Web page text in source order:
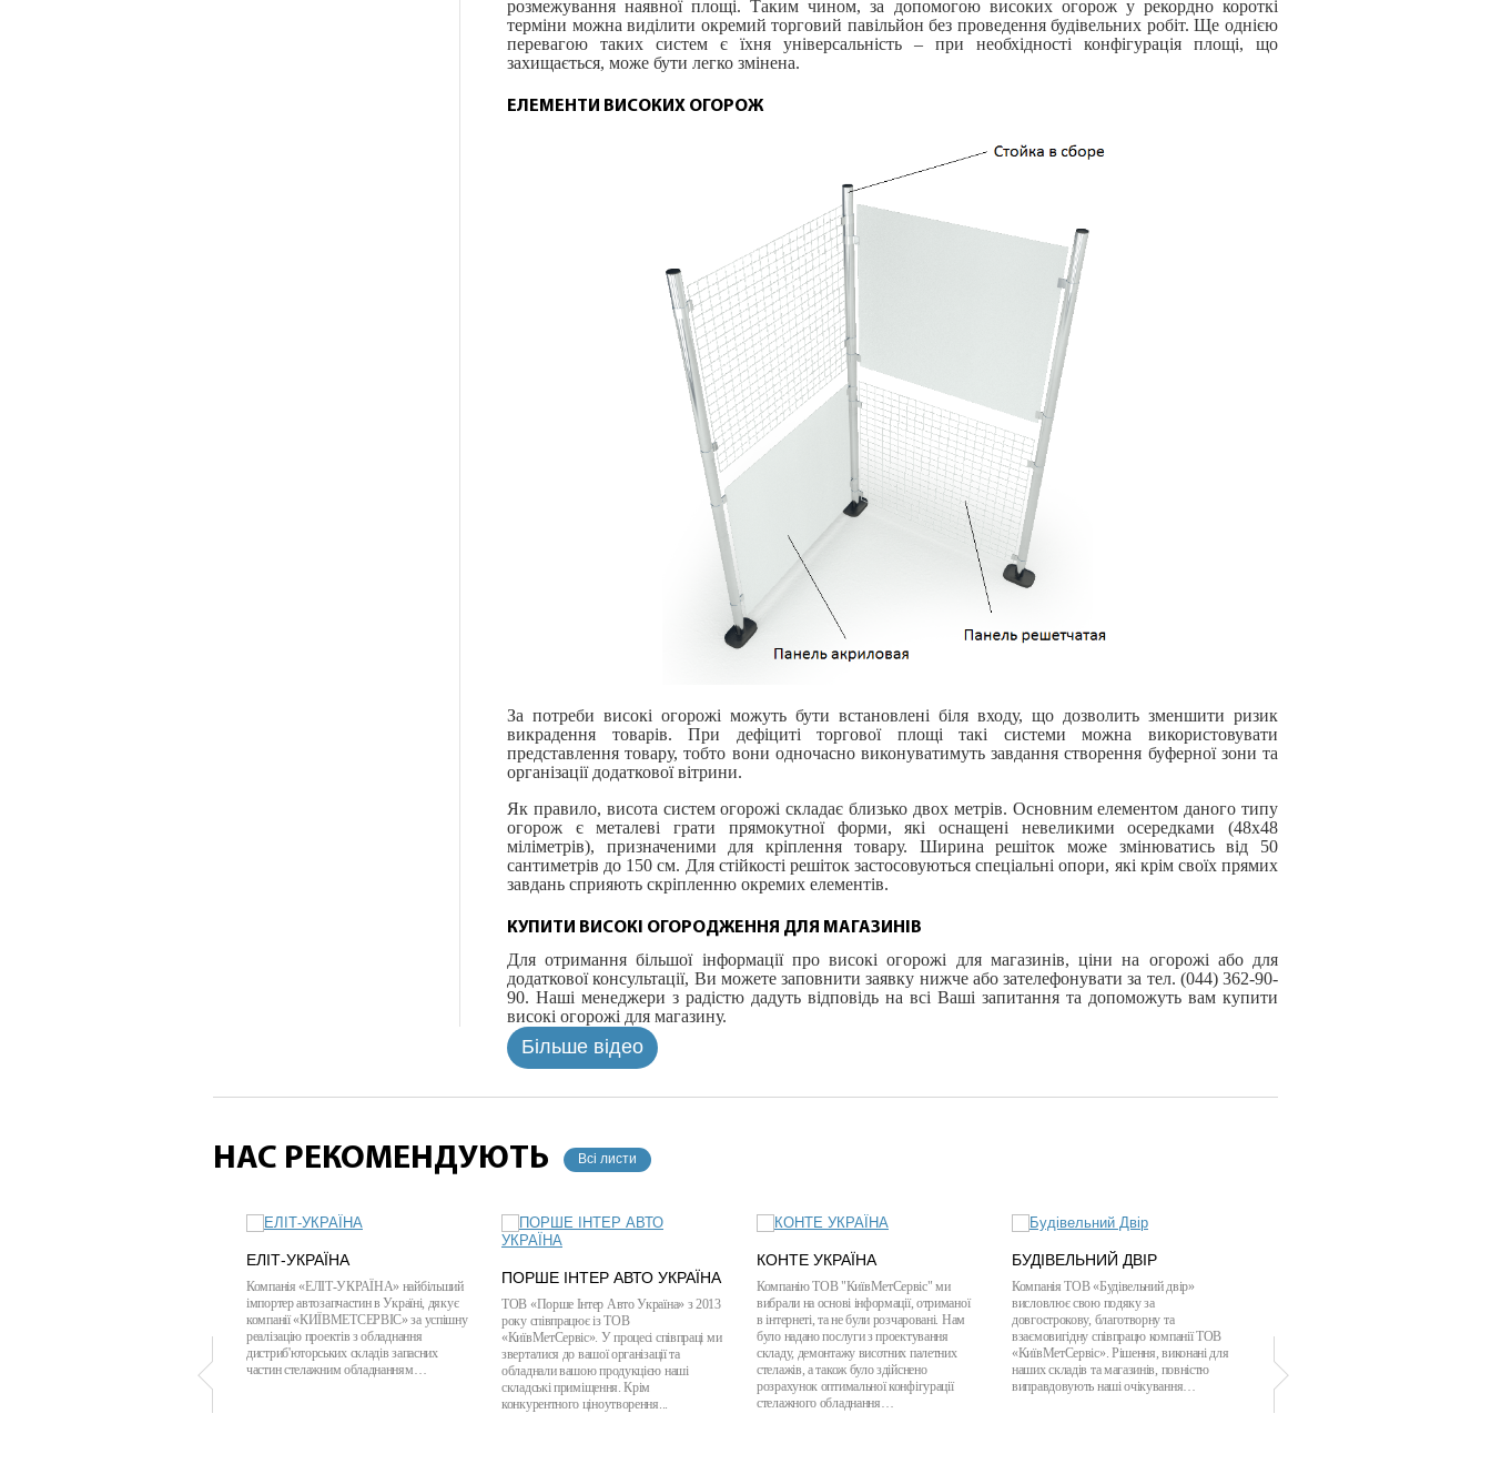
розмежування наявної площі. Таким чином, за допомогою високих огорож у рекордно короткі
терміни можна виділити окремий торговий павільйон без проведення будівельних робіт. Ще однією
перевагою таких систем є їхня універсальність – при необхідності конфігурація площі, що
захищається, може бути легко змінена.
ЕЛЕМЕНТИ ВИСОКИХ ОГОРОЖ
За потреби високі огорожі можуть бути встановлені біля входу, що дозволить зменшити ризик
викрадення товарів. При дефіциті торгової площі такі системи можна використовувати
представлення товару, тобто вони одночасно виконуватимуть завдання створення буферної зони та
організації додаткової вітрини.
Як правило, висота систем огорожі складає близько двох метрів. Основним елементом даного типу
огорож є металеві грати прямокутної форми, які оснащені невеликими осередками (48х48
міліметрів), призначеними для кріплення товару. Ширина решіток може змінюватись від 50
сантиметрів до 150 см. Для стійкості решіток застосовуються спеціальні опори, які крім своїх прямих
завдань сприяють скріпленню окремих елементів.
КУПИТИ ВИСОКІ ОГОРОДЖЕННЯ ДЛЯ МАГАЗИНІВ
Для отримання більшої інформації про високі огорожі для магазинів, ціни на огорожі або для
додаткової консультації, Ви можете заповнити заявку нижче або зателефонувати за тел. (044) 362-90-
90. Наші менеджери з радістю дадуть відповідь на всі Ваші запитання та допоможуть вам купити
високі огорожі для магазину.
Більше відео
НАС РЕКОМЕНДУЮТЬ Всі листи
ЕЛІТ-УКРАЇНА
Компанія «ЕЛІТ-УКРАЇНА» найбільший
імпортер автозапчастин в Україні, дякує
компанії «КИЇВМЕТСЕРВІС» за успішну
реалізацію проектів з обладнання
дистриб'юторських складів запасних
частин стелажним обладнанням…
ПОРШЕ ІНТЕР АВТО УКРАЇНА
ТОВ «Порше Інтер Авто Україна» з 2013
року співпрацює із ТОВ
«КиївМетСервіс». У процесі співпраці ми
зверталися до вашої організації та
обладнали вашою продукцією наші
складські приміщення. Крім
конкурентного ціноутворення...
КОНТЕ УКРАЇНА
Компанію ТОВ "КиївМетСервіс" ми
вибрали на основі інформації, отриманої
в інтернеті, та не були розчаровані. Нам
було надано послуги з проектування
складу, демонтажу висотних палетних
стелажів, а також було здійснено
розрахунок оптимальної конфігурації
стелажного обладнання…
БУДІВЕЛЬНИЙ ДВІР
Компанія ТОВ «Будівельний двір»
висловлює свою подяку за
довгострокову, благотворну та
взаємовигідну співпрацю компанії ТОВ
«КиївМетСервіс». Рішення, виконані для
наших складів та магазинів, повністю
виправдовують наші очікування…
зобов'язань. Протягом усього періоду
себе як надійний та сумлінний партнер…